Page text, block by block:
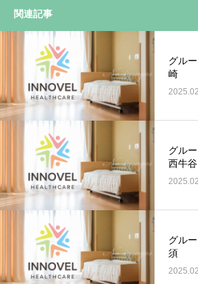
関連記事
グル
崎
グル
西牛谷
グル
須